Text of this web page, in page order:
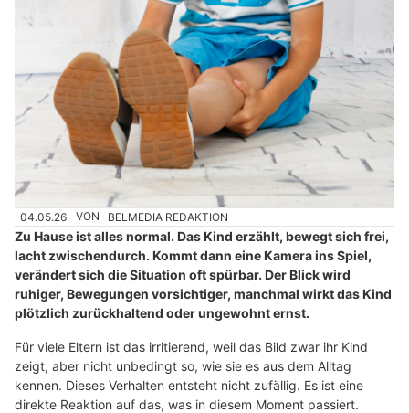
04.05.26 VON BELMEDIA REDAKTION
Zu Hause ist alles normal. Das Kind erzählt, bewegt sich frei,
lacht zwischendurch. Kommt dann eine Kamera ins Spiel,
verändert sich die Situation oft spürbar. Der Blick wird
ruhiger, Bewegungen vorsichtiger, manchmal wirkt das Kind
plötzlich zurückhaltend oder ungewohnt ernst.
Für viele Eltern ist das irritierend, weil das Bild zwar ihr Kind
zeigt, aber nicht unbedingt so, wie sie es aus dem Alltag
kennen. Dieses Verhalten entsteht nicht zufällig. Es ist eine
direkte Reaktion auf das, was in diesem Moment passiert.